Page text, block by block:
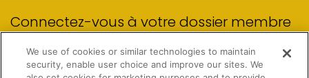
Connectez-vous à votre dossier membre
We use of cookies or similar technologies to maintain
security, enable user choice and improve our sites. We